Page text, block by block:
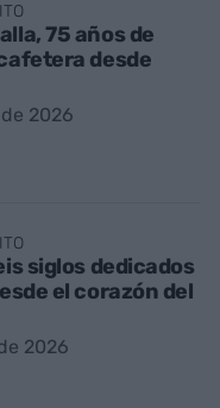
75 años de
desde
2026
siglos dedicados
el corazón del
2026